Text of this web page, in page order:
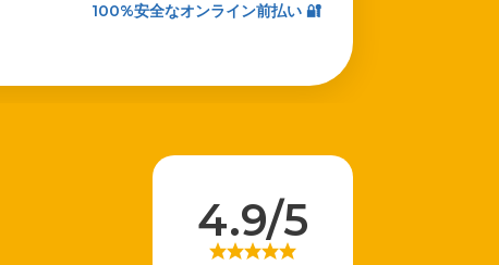
100%安全なオンライン前払い 🔐
4.9/5